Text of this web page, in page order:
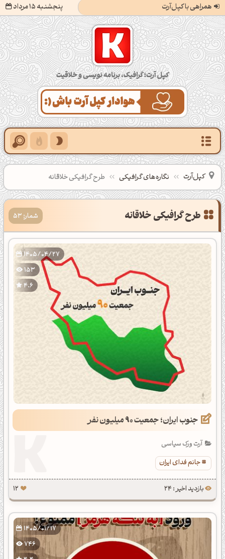
همراهی با کپل‌آرت پنجشنبه 15 مرداد
کپل‌آرت؛ گرافیک، برنامه‌نویسی و خلاقیت
کپل‌آرت نگاره‌های گرافیکی طرح گرافیکی خلاقانه
طرح گرافیکی خلاقانه شمار: 53
1405/04/27
153
4.6
جنوب ایران؛ جمعیت 90 میلیون نفر
آرت ورک سیاسی
جانم فدای ایران
بازدید اخیر : 24 12
1405/01/17
746